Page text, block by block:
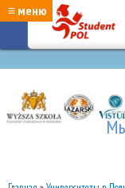
google-site-verification:
≡ меню